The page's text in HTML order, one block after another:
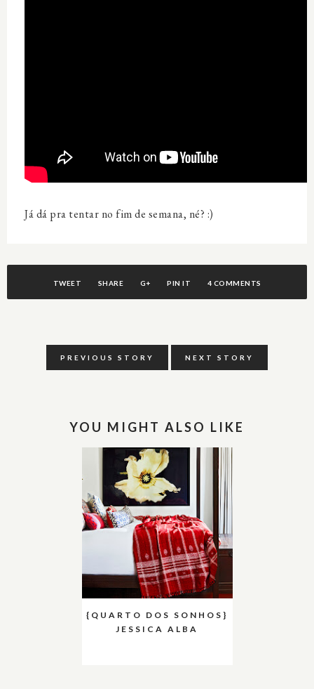
Já dá pra tentar no fim de semana, né? :)
TWEET SHARE G+ PIN IT 4 COMMENTS
PREVIOUS STORY NEXT STORY
YOU MIGHT ALSO LIKE
{QUARTO DOS SONHOS}
JESSICA ALBA